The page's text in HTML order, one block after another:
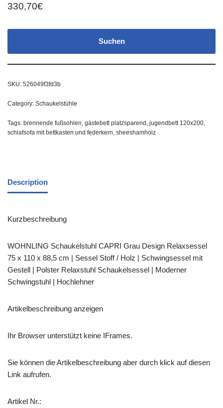
330,70€
Suchen
SKU: 526049f3fd3b
Category: Schaukelstühle
Tags: brennende fußsohlen gästebett platzsparend jugendbett 120x200
schlafsofa mit bettkasten und federkern sheeshamholz
Description
Kurzbeschreibung
WOHNLING Schaukelstuhl CAPRI Grau Design Relaxsessel
75 x 110 x 88,5 cm | Sessel Stoff / Holz | Schwingsessel mit
Gestell | Polster Relaxstuhl Schaukelsessel | Moderner
Schwingstuhl | Hochlehner
Artikelbeschreibung anzeigen
Ihr Browser unterstützt keine IFrames.
Sie können die Artikelbeschreibung aber durch klick auf diesen
Link aufrufen.
Artikel Nr.: